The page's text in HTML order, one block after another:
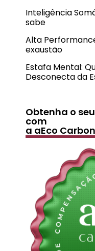
Inteligência
sabe
Alta
exaustão
Estafa Mental:
Desconecta da
Obtenha o
com
a aEco